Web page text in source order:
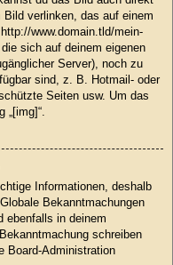
verlinken, das auf einem
www.domain.tld/mein-
sich auf deinem eigenen
Server), noch zu
sind, z. B. Hotmail- oder
Seiten usw. Um das
Informationen, deshalb
Bekanntmachungen
ebenfalls in deinem
schreiben
Board-Administration